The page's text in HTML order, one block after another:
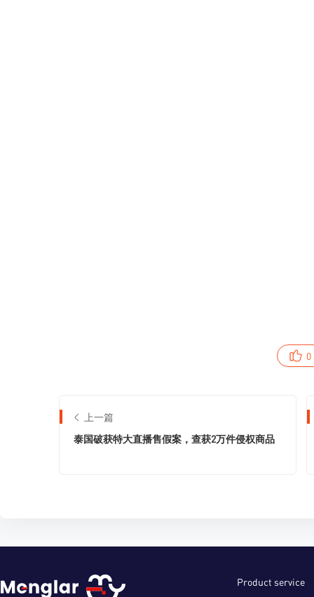
0
上一篇
泰国破获特大直播售假案，查获2万件侵权商品
Product service